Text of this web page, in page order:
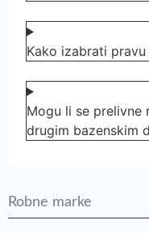
Kako izabrati
Mogu li se prelivne
drugim bazenskim
Robne marke